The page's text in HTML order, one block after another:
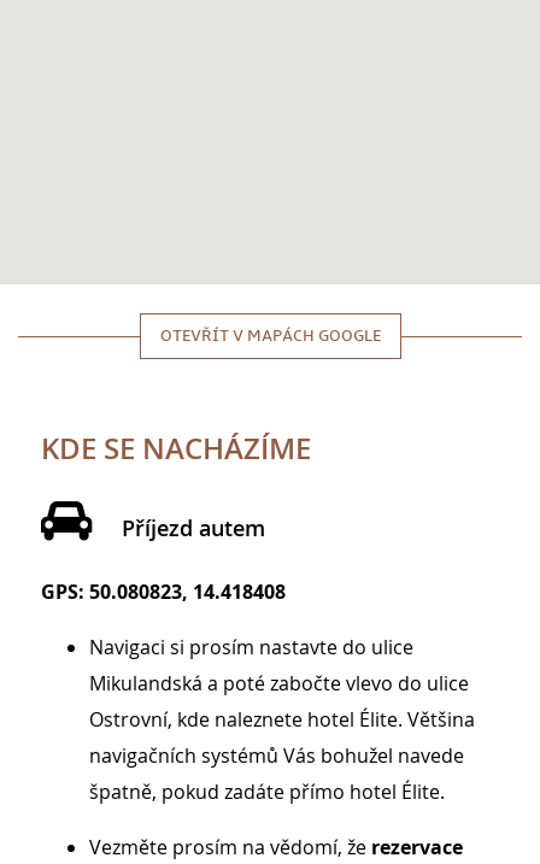
OTEVŘÍT V MAPÁCH GOOGLE
KDE SE NACHÁZÍME
Příjezd autem
GPS: 50.080823, 14.418408
Navigaci si prosím nastavte do ulice
Mikulandská a poté zabočte vlevo do ulice
Ostrovní, kde naleznete hotel Élite. Většina
navigačních systémů Vás bohužel navede
špatně, pokud zadáte přímo hotel Élite.
Vezměte prosím na vědomí, že rezervace